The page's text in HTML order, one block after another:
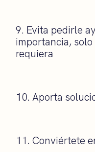
9. Evita pedirle
importancia,
requiera
10. Aporta
11. Conviértete